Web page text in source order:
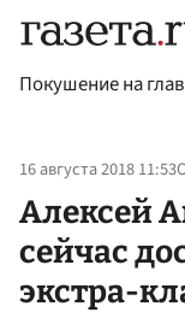
Покушение на
16 августа 2018 11:53
Алексей
сейчас
экстра-